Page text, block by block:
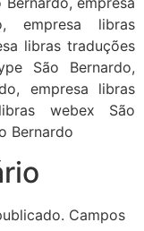
empresa libras
libras traduções
São Bernardo,
empresa libras
webex São
Bernardo
Campos